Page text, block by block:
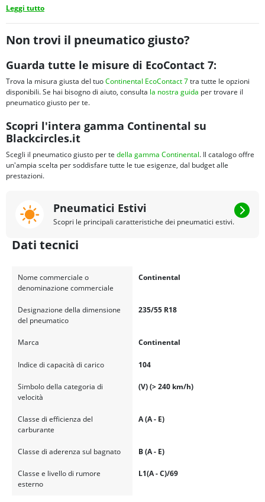
Leggi tutto
Non trovi il pneumatico giusto?
Guarda tutte le misure di EcoContact 7:
Trova la misura giusta del tuoContinental EcoContact 7tra tutte le opzioni
disponibili. Se hai bisogno di aiuto, consulta la nostra guida per trovare il
pneumatico giusto per te.
Scopri l'intera gamma Continental su
Blackcircles.it
Scegli il pneumatico giusto per te della gamma Continental. Il catalogo offre
un'ampia scelta per soddisfare tutte le tue esigenze, dal budget alle
prestazioni.
Pneumatici Estivi
Scopri le principali caratteristiche dei pneumatici estivi.
Dati tecnici
Nome commerciale o
denominazione commerciale
Continental
Designazione della dimensione
del pneumatico
235/55 R18
Marca Continental
Indice di capacità di carico 104
Simbolo della categoria di
velocità
(V) (> 240 km/h)
Classe di efficienza del
carburante
A (A - E)
Classe di aderenza sul bagnato B (A - E)
Classe e livello di rumore
esterno
L1(A - C)/69